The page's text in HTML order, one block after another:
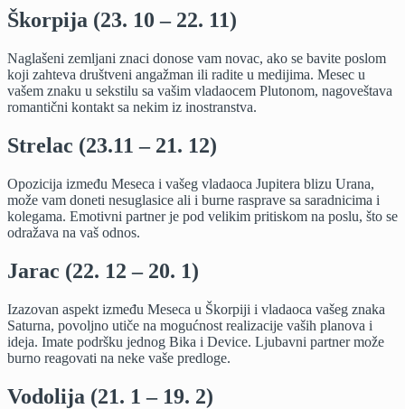
Škorpija (23. 10 – 22. 11)
Naglašeni zemljani znaci donose vam novac, ako se bavite poslom
koji zahteva društveni angažman ili radite u medijima. Mesec u
vašem znaku u sekstilu sa vašim vladaocem Plutonom, nagoveštava
romantični kontakt sa nekim iz inostranstva.
Strelac (23.11 – 21. 12)
Opozicija između Meseca i vašeg vladaoca Jupitera blizu Urana,
može vam doneti nesuglasice ali i burne rasprave sa saradnicima i
kolegama. Emotivni partner je pod velikim pritiskom na poslu, što se
odražava na vaš odnos.
Jarac (22. 12 – 20. 1)
Izazovan aspekt između Meseca u Škorpiji i vladaoca vašeg znaka
Saturna, povoljno utiče na mogućnost realizacije vaših planova i
ideja. Imate podršku jednog Bika i Device. Ljubavni partner može
burno reagovati na neke vaše predloge.
Vodolija (21. 1 – 19. 2)